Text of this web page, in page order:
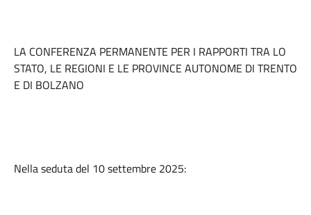
LA CONFERENZA PERMANENTE PER I RAPPORTI TRA LO
STATO, LE REGIONI E LE PROVINCE AUTONOME DI TRENTO
E DI BOLZANO
Nella seduta del 10 settembre 2025: